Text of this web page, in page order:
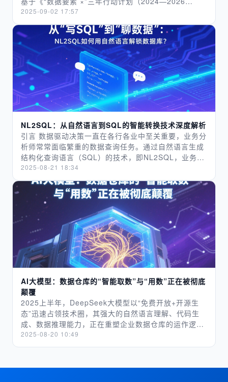
们的注意力被更前沿的技术吸引，AI 问数自然慢慢淡出
了优先选项。 ​04 不是 AI 问数没用，是没找对价值打
开方式​ 看到这里，或许有人会问：难道 AI 问数对企业
来说，真的没价值了吗？其实不然。就像数据治理在 AI
时代依旧重要一样，AI 问数的价值，只是需要换一种更
贴近企业需求的方式来呈现。​ 企业用数的核心痛点，从
来不是 “不会写 SQL”，而是 “数据用得不顺畅”—— 数
据看不懂、查不准、用不上。AI 问数要做的，不是单纯
替代技术人员写查询语句，而是成为 “打通数据到业务
的桥梁”。​ 比如，通过 “元数据增强” 给数据加 “说明
书”，让业务人员能看懂 “yjje” 是 “应收账款金额”，知
道 “销售额” 和 “订单量” 的关联逻辑，解决 “数据看不
懂” 的问题；通过 “用数知识库” 收集常见问题，比如
“每月销售总额怎么算”“地区生产总值包含哪些范围”，
让重复查询不用再反复计算，同时根据用户反馈不断优
化，解决 “查不准” 的问题；再通过 “图表可视化”，把
业务人员拿到数据就能直接用在汇报、决策里，解决
“用不上” 的问题。​ 更关键的是，要建立 “兜底机制”
—— 万一 AI 问数给出的结果不准，有人工介入排查，
把正确结果反馈给用户，同时更新知识库，避免下次再
出错。这样一套组合拳下来，AI 问数才能真正解决 “数
据用得不顺畅” 的痛点，而不是停留在 “不用写 SQL”
的表面便利上。​ 05 结语：回归业务本质，才是 AI 问
数的出路​ 其实，不管是数据治理，还是 AI 问数，抑或
是 “能否解决业务问题”。AI 问数之所以遇冷，不是技
术不行，而是之前的价值主张偏离了业务本质 —— 只
强调 “技术便利”，没解决 “业务痛点”；只谈 “概念”，没
算清 “价值”。​ 未来，AI 问数要想重新赢得老板们的认
可，不用去和新技术 “抢风头”，也不用刻意营造 “高大
上” 的定位，而是要扎根业务：帮财务部门减少数据整
理时间，帮运营部门统一分析口径，帮业务部门快速拿
到 “每月帮公司节省 X 万元成本”“助力业务部门提升
差。此类问题直接影响业务人员对工具的信任度，最终
询” 技术路径，需先完成数据基础建设与知识库搭建：
将企业分散于各业务系统（如 ERP、CRM）的数据汇
聚至数据仓库，通过清洗实现数据标准化；明确数据字
段的业务定义（如 “销售额是否包含运费”“区域划分标
准为发货地或收货地”）；梳理高频查询需求（如 “月度
销售对比”“库存周转分析”），构建标准化查询逻辑知识
库。该路径下，系统优先匹配知识库响应需求，面对未
覆盖的需求，自动触发查询流程，准确率超高；同时建
库，实现系统能力持续迭代优化，更符合企业业务稳定
性需求。​ 二、基础准备：筑牢数据、安全、呈现三重支
撑​ AI 智能问数工具的高效运行，需依托完善的基础支
撑体系，核心涵盖三方面：​ （一）数据质量治理​ 数据
准确性与一致性是工具应用的前提。某企业初期部署
时，因财务系统与销售系统的 “客户名称” 字段格式不
统一（如 “XX 科技有限公司” 与 “XX 科技”），导致数
据查询出现遗漏，工具使用率不足 50%。后通过两周专
项数据治理，完成字段标准化与数据校验规则搭建，工
具响应准确率提升至 98%，使用率显著回升。企业需优
先开展数据集成、清洗与标准化工作，确保数据 “可
用、可信”。​ （二）数据安全管控​ 企业数据涉及商业机
密，需建立精细化权限管控机制。例如按角色划分数据
访问范围：销售岗位仅可查询负责区域数据，财务岗位
专属财务数据访问权限。某企业曾因权限设置疏漏，导
致新入职员工误查全公司利润数据，引发数据安全风
险，后续通过搭建 RBAC（基于角色的访问控制）模
型，实现数据权限与岗位职责精准匹配，规避安全隐
患。​ （三）结果可视化与解读​ 业务人员对数据的核心
需求是 “可理解、可直接应用”，需强化结果呈现能力：
量”等抽象目标，却难以完成从“要什么”到“怎么实现”的
转化——既无法明确需求对应的技术边界（如“提升生产
效率”需匹配“实时数据采集”还是“智能调度算法”），也
难以界定落地的约束条件（如现有设备是否兼容、业务
流程是否需重构）。这种断层的核心原因，在于行业主
体缺乏对AI技术应用边界的认知，同时AI技术的复杂性
又让“需求具象化”需要跨领域知识（既懂行业业务，又
懂技术逻辑），而多数行业尚未形成这种跨领域的需求
转化能力。此外，需求的动态性进一步加剧模糊性：产
业需求随市场变化、政策调整持续迭代，而AI技术的研
发与落地存在周期，静态的需求描述与动态的产业变化
难以同步，导致需求与供给始终存在“时差”。 2 供给
端--“通用技术”与“行业特异性”的错位 供给端的模糊
性，源于技术研发的“通用导向”与产业需求的“场景特异
性”之间的天然张力。当前AI技术供给多聚焦于基础能力
建设（如大模型的通用推理、算法的精度优化），研发
以“通用解决方案”推向市场，却忽视不同行业、甚至同
一行业不同场景的差异化需求（如制造业的离散生产与
流程生产，对AI的实时性、稳定性要求截然不同）。更
关键的是，技术供给的价值评估体系与产业需求脱节：
技术方倾向以“算法精度”“模型参数”等技术指标衡量价
值，而产业方更关注“投资回报率”“与现有系统兼容性”
“人员操作门槛”等实际效益指标，这种价值认知的偏
差，导致技术供给看似先进，却难以满足产业的真实落
AI技术尚处于实验室验证阶段，离产业级的稳定性、可
靠性要求仍有差距，却被过早推向市场，进一步放大“技
术能做什么”与“产业需要什么”的错位。 3 匹配端--“传
统机制”与“AI特性”的失效 供需匹配机制的模糊性，本
质是传统对接模式难以适配AI技术的特性。过去产业供
需对接多依赖“需求明确-产品开发-批量交付”的线性逻
辑，而AI赋能的核心是“场景化适配”——需求需在技术
化，这种“动态适配”逻辑与传统静态对接模式完全不
年）》以及《高质量数据集建设指南（征求意见
稿）》，笔者系统性地解构行业级高质量数据集的建设
路径，在 AI 时代具有典型意义。 高质量数据集的建设
背景 在 AI 产业深度变革的浪潮中，高质量数据集建设
呈现出三大显著特征——需求爆发、政策驱动、技术拐
点，其发展态势深刻重构着行业格局： 需求爆发 通用
大模型向垂直领域的渗透催生了场景化数据资源的井喷
式需求。央企加速开放电网调度、核电诊断、金融风控
等 30 余个行业核心数据集，推动产业数字化从单点探
索迈向系统化升级。这种需求不仅源于技术落地的诉
机端大模型通过场景重构实现功能跃迁，使普惠化智能
服务覆盖数亿用户。市场规模的扩张态势已然明确，即
行业共性数据资源库的构建正驱动千亿级市场形成。 政
策驱动 国家战略层面对数据要素的系统性部署构成核心
驱动力。2017 年国务院印发的《新一代人工智能发展
规划》开启了政策先导，2020 年《关于构建更加完善
的要素市场化配置体制机制的意见》首次将数据纳入生
产要素，而国家数据局联合 17部门联合印发的《“数据
要素 ×”三年行动计划（2024—2026 年）》更标志着
政策体系的成熟。中央与地方形成协同推进机制。工信
部 2016 年发布的《大数据产业发展规划（2016—
2020 年）》强化产业支撑体系，贵州省以信用体系与
大数据融合试点推动社会治理创新，浙江省通过构建“城
市大脑”实现全域数据资源整合。这种“中央顶层设计—
部委专项落实—地方场景创新”的三级政策框架，为高质
量数据集建设提供了刚性制度保障。 技术拐点 底层技
术的突破性演进正颠覆传统数据建设范式。
Transformer 架构（一种深度学习模型架构）在推动大
模型性能跃升的同时，也暴露出算力分散、领域数据稀
缺等瓶颈。当前技术演进呈现两大特征，其一是模型效
2025-09-02 17:57
NL2SQL：从自然语言到SQL的智能转换技术深度解析
引言 数据驱动决策一直在各行各业中至关重要，业务分
析师常常面临繁重的数据查询任务。通过自然语言生成
结构化查询语言（SQL）的技术，即NL2SQL，业务分
析师不再需要掌握复杂的编程技能，便能够轻松访问和
处理数据。这篇文章将探讨如何利用NL2SQL技术来自
动化处理常见的数据查询任务。 想象一个典型的场景：
一位业务分析师需要提供上个月销售额最高的前10个商
品。如果用传统方法，首先分析师需要知道销售额相关
的基础数据表是哪些，接着得确认销售额的具体口径定
义，最后需要按照一定方式编写复杂的SQL查询得到结
果。这不仅需要对SQL语言有深刻的理解，还要对指标
的定义、业务数据来源非常熟悉。 如果将NL2SQL技术
和日常数据分析结合。可以帮助业务分析师显著减少完
发现语法问题减少人为错误，甚至即使没有技术背景的
用户也能通过自然语言简单地进行复杂的数据查询，提
高运营自助分析查询的效率。 技术背景与发展历程 ▐
2.1 问题定义 什么是NL2SQL NL2SQL是"Natural
Language to SQL"的缩写，指的是将自然语言查询转
化为SQL查询语句的技术。它主要用于将用户以自然语
言提出的问题自动转换成能够被数据库系统理解并执行
的。 问题拆解 语义理解 自然语言通常具有很高的复杂
2025-08-21 18:34
AI大模型：数据仓库的“智能取数”与“用数”正在被彻底
颠覆
2025上半年，DeepSeek大模型以“免费开放+开源生
态”迅速占领技术圈，其强大的自然语言理解、代码生
成、数据推理能力，正在重塑企业数据仓库的运作逻
辑。
2025-08-20 10:49